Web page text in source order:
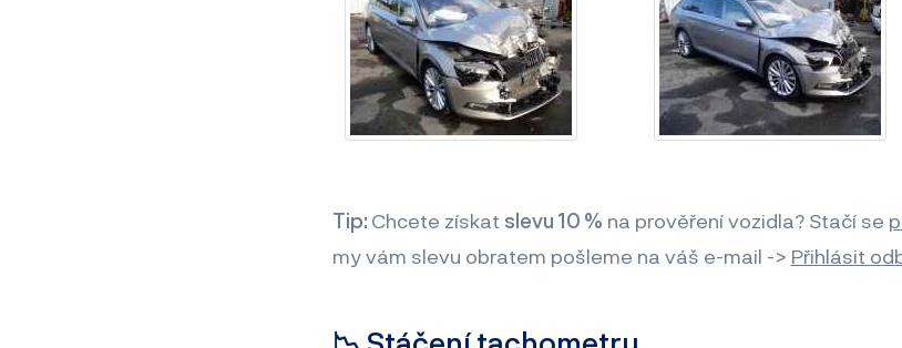
Tip: Chcete získat slevu 10 % na prověření vozidla? Stačí se
my vám slevu obratem pošleme na váš e-mail -> Přihlásit